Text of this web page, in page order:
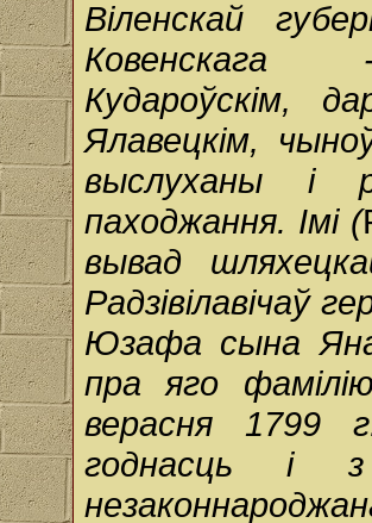
Віленскай
Кудароўскім,
Ялавецкім,
выслуханы і
паходжання. Імі (
вывад
Радзівілавічаў
Юзафа сына Яна
пра яго
верасня 1799
годнасць і